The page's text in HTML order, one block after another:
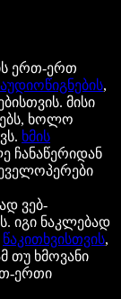
ერთ-ერთ
აუდიოწიგნების,
მისი
ხოლო
ხმის
ჩანაწერიდან
ვებ-
იგი ნაკლებად
წაკითხვისთვის,
თუ ხმოვანი
ერთი